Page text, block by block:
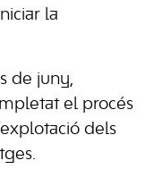
la
de juny,
el procés
dels